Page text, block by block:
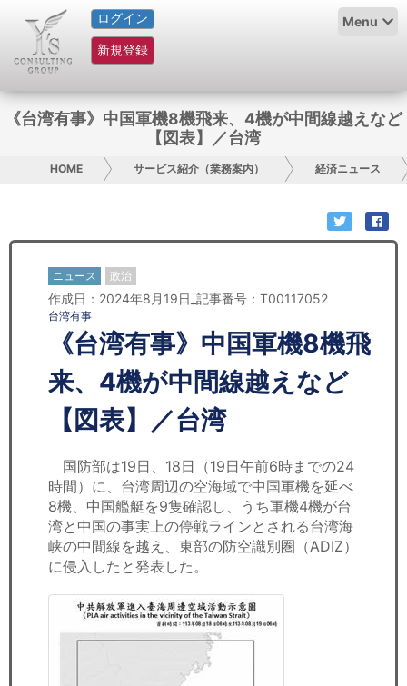
ログイン
新規登録
Menu
HOME
サービス紹介
コラム
お問い合わせ
日本人にPR
コンサルティング
リサーチ
セミナー
労務顧問
ＩＴ
《台湾有事》中国軍機8機飛来、4機が中間線越えなど
【図表】／台湾
HOME サービス紹介（業務案内） 経済ニュース
ニュース 政治
作成日：2024年8月19日_記事番号：T00117052
台湾有事
《台湾有事》中国軍機8機飛
来、4機が中間線越えなど
【図表】／台湾
国防部は19日、18日（19日午前6時までの24
時間）に、台湾周辺の空海域で中国軍機を延べ
8機、中国艦艇を9隻確認し、うち軍機4機が台
湾と中国の事実上の停戦ラインとされる台湾海
峡の中間線を越え、東部の防空識別圏（ADIZ）
に侵入したと発表した。